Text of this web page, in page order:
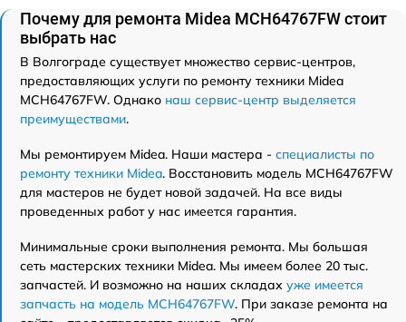
Почему для ремонта Midea MCH64767FW стоит
выбрать нас
В Волгограде существует множество сервис-центров,
предоставляющих услуги по ремонту техники Midea
MCH64767FW. Однако наш сервис-центр выделяется
преимуществами.
Мы ремонтируем Midea. Наши мастера - специалисты по
ремонту техники Midea. Восстановить модель MCH64767FW
для мастеров не будет новой задачей. На все виды
проведенных работ у нас имеется гарантия.
Минимальные сроки выполнения ремонта. Мы большая
сеть мастерских техники Midea. Мы имеем более 20 тыс.
запчастей. И возможно на наших складах уже имеется
запчасть на модель MCH64767FW. При заказе ремонта на